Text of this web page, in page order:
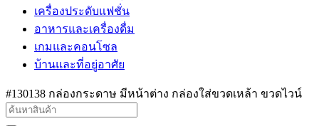
เครื่องประดับแฟชั่น
อาหารและเครื่องดื่ม
เกมและคอนโซล
บ้านและที่อยู่อาศัย
#130138 กล่องกระดาษ มีหน้าต่าง กล่องใส่ขวดเหล้า ขวดไวน์